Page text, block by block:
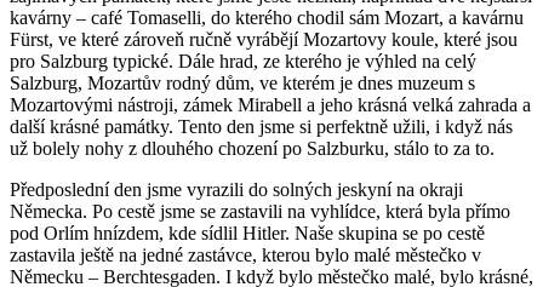
kavárny – café Tomaselli, do kterého chodil sám Mozart, a kavárnu
Fürst, ve které zároveň ručně vyrábějí Mozartovy koule, které jsou
pro Salzburg typické. Dále hrad, ze kterého je výhled na celý
Salzburg, Mozartův rodný dům, ve kterém je dnes muzeum s
Mozartovými nástroji, zámek Mirabell a jeho krásná velká zahrada a
další krásné památky. Tento den jsme si perfektně užili, i když nás
už bolely nohy z dlouhého chození po Salzburku, stálo to za to.
Předposlední den jsme vyrazili do solných jeskyní na okraji
Německa. Po cestě jsme se zastavili na vyhlídce, která byla přímo
pod Orlím hnízdem, kde sídlil Hitler. Naše skupina se po cestě
zastavila ještě na jedné zastávce, kterou bylo malé městečko v
Německu – Berchtesgaden. I když bylo městečko malé, bylo krásné,